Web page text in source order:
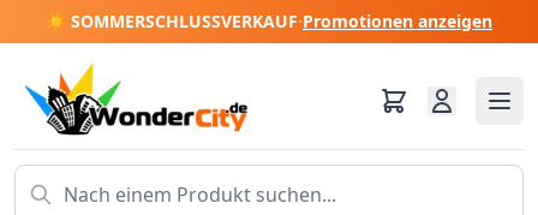
☀️ SOMMERSCHLUSSVERKAUF·Promotionen anzeigen